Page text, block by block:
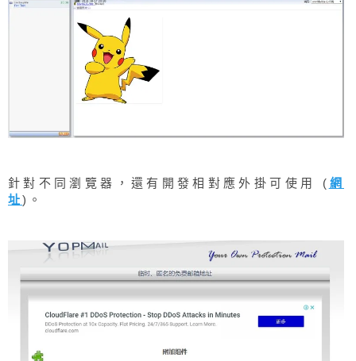
針對不同瀏覽器，還有開發相對應外掛可使用 ( 網
址)。